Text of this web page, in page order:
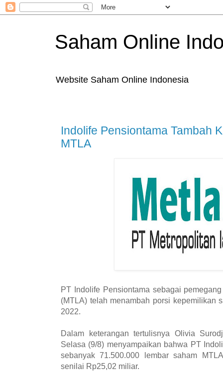
Saham Online
Website Saham Online Indonesia
Indolife Pensiontama Tambah
MTLA
PT Indolife Pensiontama sebagai
(MTLA) telah menambah porsi kepemilikan
2022.
Dalam keterangan tertulisnya Olivia
Selasa (9/8) menyampaikan bahwa PT
sebanyak 71.500.000 lembar saham
senilai Rp25,02 miliar.